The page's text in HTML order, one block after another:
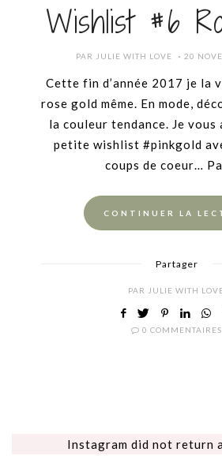
Wishlist #6
PAR JULIE WITH LOVE
POSTED
20
Cette fin d’année 2017 je la
rose gold même. En mode,
la couleur tendance. Je vous
petite wishlist #pinkgold
coups de coeur…
CONTINUER LA
Partager
PAR JULIE WITH
0 COMMENTAIRES
Instagram did not return